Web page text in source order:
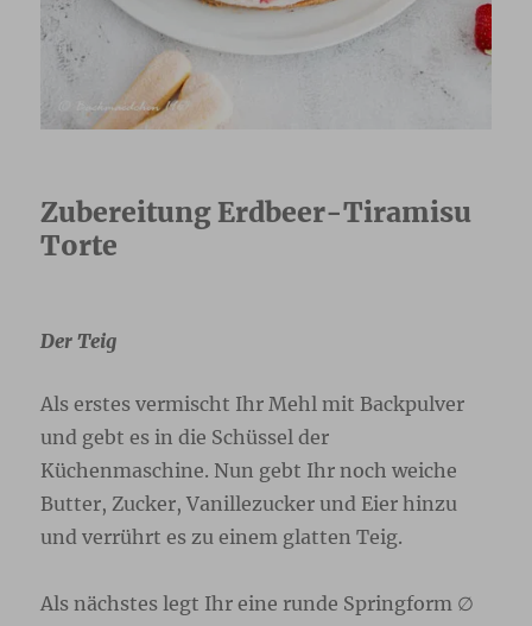
Zubereitung Erdbeer-Tiramisu
Torte
Der Teig
Als erstes vermischt Ihr Mehl mit Backpulver
und gebt es in die Schüssel der
Küchenmaschine. Nun gebt Ihr noch weiche
Butter, Zucker, Vanillezucker und Eier hinzu
und verrührt es zu einem glatten Teig.
Als nächstes legt Ihr eine runde Springform ∅